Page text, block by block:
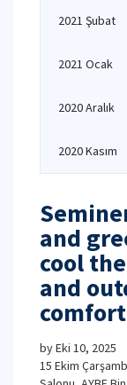
2021 Şubat
2021 Ocak
2020 Aralık
2020 Kasım
and
cool
and
byEki 10, 2025
15 Ekim